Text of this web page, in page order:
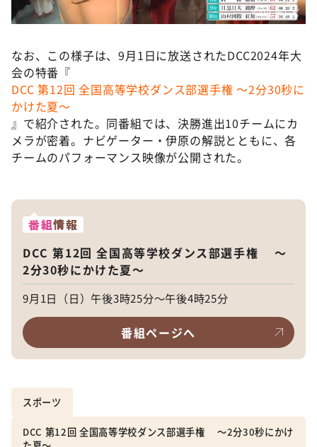
©️ABCテレビ
なお、この様子は、9月1日に放送されたDCC2024年大
会の特番『
DCC 第12回 全国高等学校ダンス部選手権 ～2分30秒に
かけた夏～
』で紹介された。同番組では、決勝進出10チームにカ
メラが密着。ナビゲーター・伊原の解説とともに、各
チームのパフォーマンス映像が公開された。
番組情報
DCC 第12回 全国高等学校ダンス部選手権 ～
2分30秒にかけた夏～
9月1日（日）午後3時25分～午後4時25分
番組ページへ
スポーツ
DCC 第12回 全国高等学校ダンス部選手権 ～2分30秒にかけ